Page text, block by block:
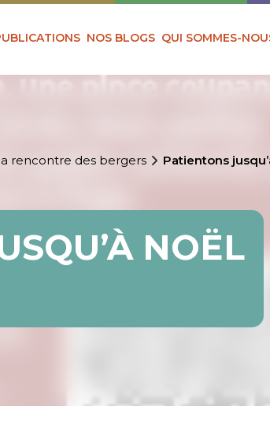
NOS BLOGS QUI SOMMES-
rencontre des bergers Patientons
NOËL